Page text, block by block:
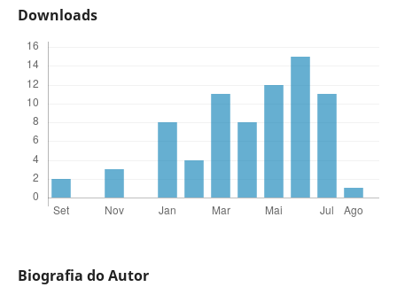
Downloads
Biografia do Autor